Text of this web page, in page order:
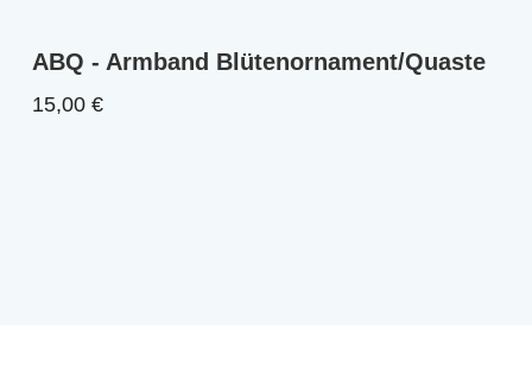
ABQ - Armband Blütenornament/Quaste
15,00€